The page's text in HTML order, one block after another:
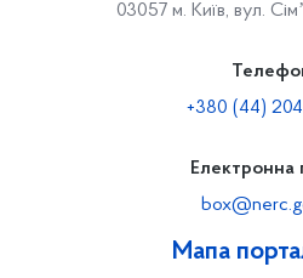
Мапа
03057 м. Київ, вул.
+380 (44)
Електронна